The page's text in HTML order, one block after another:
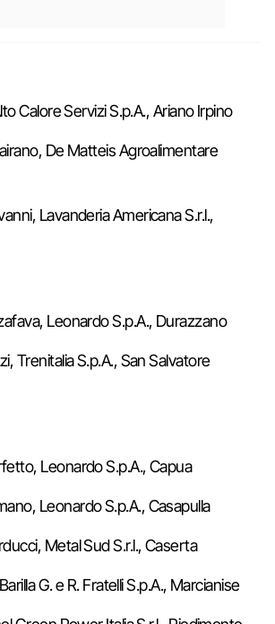
Calore Servizi S.p.A., Ariano Irpino
De Matteis Agroalimentare
Lavanderia Americana S.r.l.,
Leonardo S.p.A., Durazzano
Trenitalia S.p.A., San Salvatore
Leonardo S.p.A., Capua
Leonardo S.p.A., Casapulla
Metal Sud S.r.l., Caserta
G. e R. Fratelli S.p.A., Marcianise